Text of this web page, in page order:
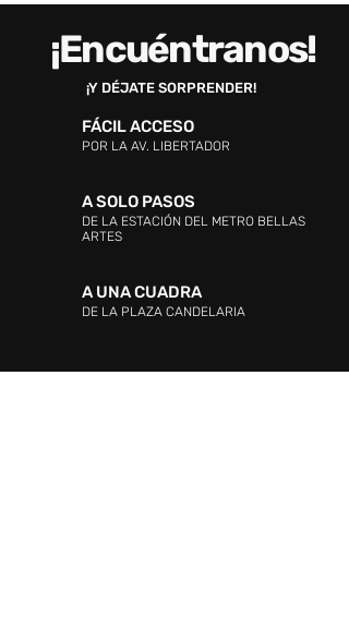
¡Encuéntranos!
¡Y DÉJATE SORPRENDER!
FÁCIL ACCESO
POR LA AV. LIBERTADOR
A SOLO PASOS
DE LA ESTACIÓN DEL METRO BELLAS
ARTES
A UNA CUADRA
DE LA PLAZA CANDELARIA